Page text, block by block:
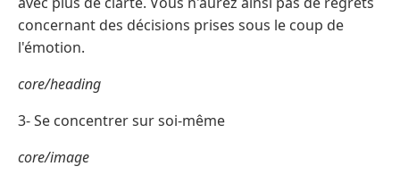
concernant des décisions prises sous le coup de
l'émotion.
core/heading
3- Se concentrer sur soi-même
core/image